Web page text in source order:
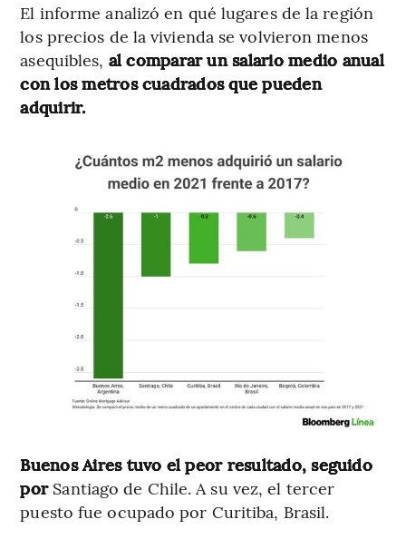
El informe analizó en qué lugares de la región
los precios de la vivienda se volvieron menos
asequibles, al comparar un salario medio anual
con los metros cuadrados que pueden
adquirir.
Buenos Aires tuvo el peor resultado, seguido
por Santiago de Chile. A su vez, el tercer
puesto fue ocupado por Curitiba, Brasil.